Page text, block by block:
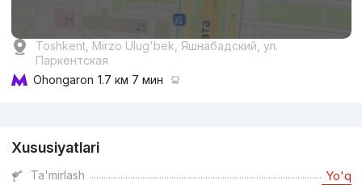
dan15.5 mln
Toshkent, Mirzo Ulug'bek, Яшнабадский, ул.
Паркентская
Ohongaron 1.7 км 7 мин
Xususiyatlari
Ta'mirlash Yo'q